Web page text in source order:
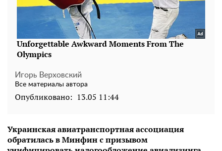
Игорь Верховский
Все материалы автора
Опубликовано: 13.05 11:44
Украинская авиатранспортная ассоциация
обратилась в Минфин с призывом